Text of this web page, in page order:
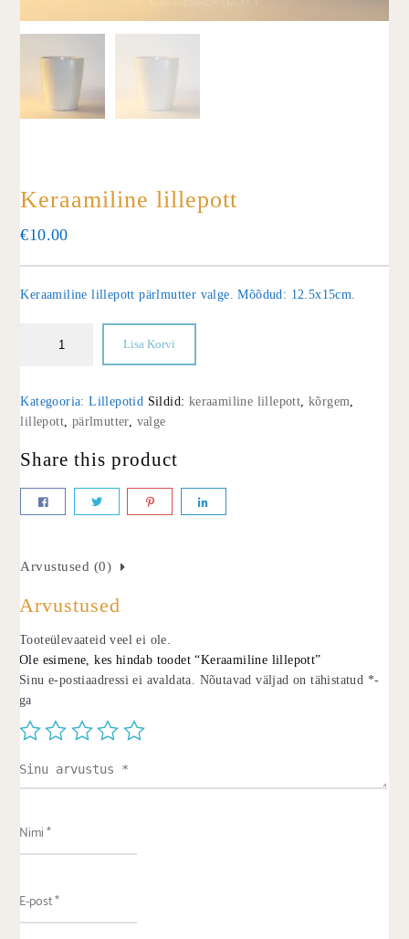
Keraamiline lillepott
€10.00
Keraamiline lillepott pärlmutter valge. Mõõdud: 12.5x15cm.
Lisa Korvi
Kategooria:Lillepotid Sildid: keraamiline lillepott ,kõrgem
lillepott pärlmutter, valge
Share this product
Arvustused (0)
Arvustused
Tooteülevaateid veel ei ole.
Ole esimene, kes hindab toodet “Keraamiline lillepott”
Sinu e-postiaadressi ei avaldata.
Nõutavad väljad on tähistatud *-
ga